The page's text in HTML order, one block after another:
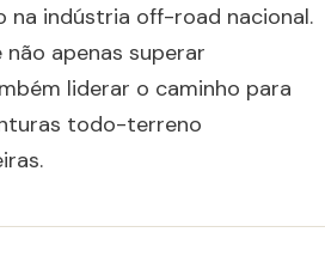
na indústria off-road nacional.
apenas superar
liderar o caminho para
todo-terreno